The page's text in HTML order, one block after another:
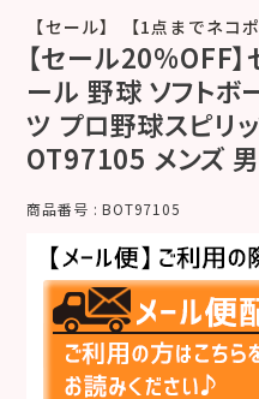
【セール】 【1点までネコ
【セール20%OFF
ール 野球 ソフトボ
ツ プロ野球スピリ
OT97105 メンズ
商品番号 BOT97105